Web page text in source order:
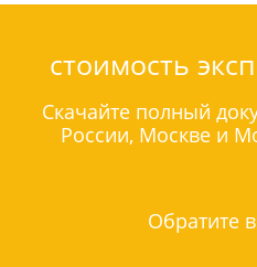
стоимость
Скачайте полный
России, Москве и
Обратите